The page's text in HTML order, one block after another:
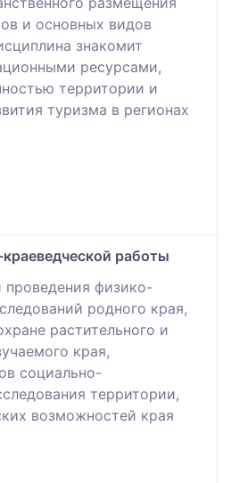
и основных видов
знакомит
ресурсами,
территории и
туризма в регионах
работы
физико-
родного края,
растительного и
края,
социально-
территории,
возможностей края